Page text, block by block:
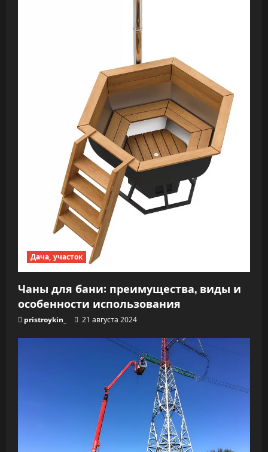
Дача, участок
Чаны для бани: преимущества, виды и
особенности использования
pristroykin_ 21 августа 2024